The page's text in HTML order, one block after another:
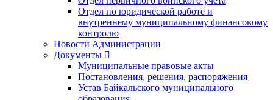
Отдел по юридической работе и
внутреннему муниципальному финансовому
контролю
Новости Администрации
Документы
Муниципальные правовые акты
Постановления, решения, распоряжения
Устав Байкальского муниципального